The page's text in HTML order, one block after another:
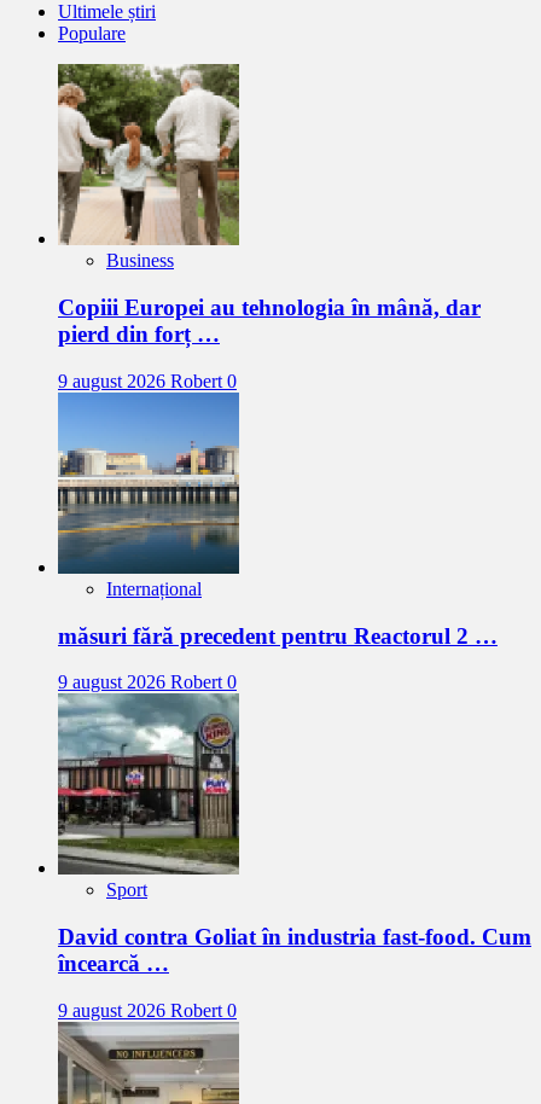
Ultimele știri
Populare
Business
Copiii Europei au tehnologia în mână, dar
pierd din forț …
9 august 2026 Robert 0
Internațional
măsuri fără precedent pentru Reactorul 2 …
9 august 2026 Robert 0
Sport
David contra Goliat în industria fast-food. Cum
încearcă …
9 august 2026 Robert 0